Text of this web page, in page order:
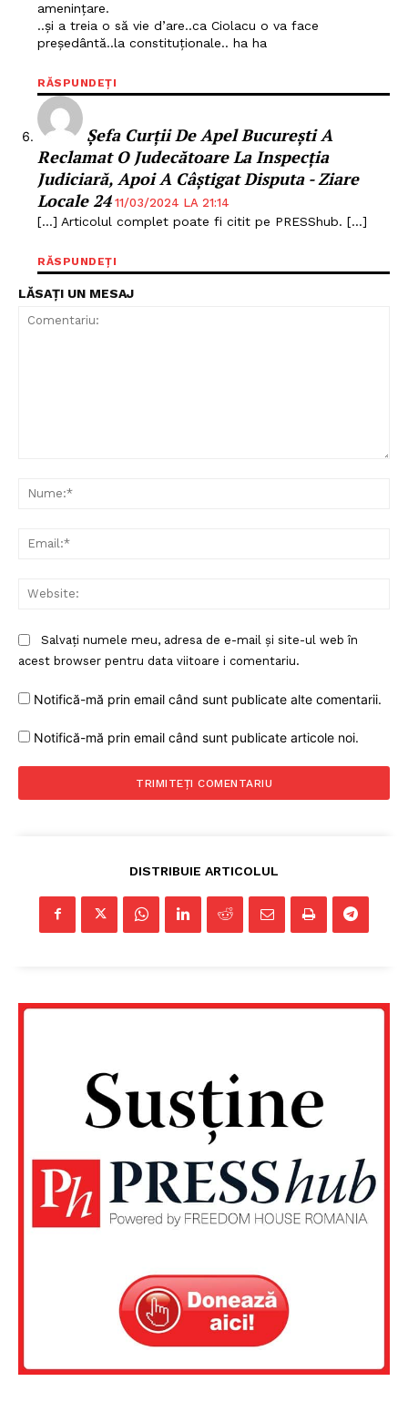
FREEDOM HOUSE ROMÂNIA
PRESShub
Despre noi / Echipa
Proiecte editoriale
Rețea
amenințare.
..și a treia o să vie d’are..ca Ciolacu o va face
președântă..la constituționale.. ha ha
RĂSPUNDEȚI
Șefa Curții De Apel București A
Reclamat O Judecătoare La Inspecția
Judiciară, Apoi A Câștigat Disputa - Ziare
Locale 24 11/03/2024 LA 21:14
[…] Articolul complet poate fi citit pe PRESShub. […]
RĂSPUNDEȚI
LĂSAȚI UN MESAJ
Salvați numele meu, adresa de e-mail și site-ul web în
acest browser pentru data viitoare i comentariu.
Notifică-mă prin email când sunt publicate alte comentarii.
Notifică-mă prin email când sunt publicate articole noi.
DISTRIBUIE ARTICOLUL